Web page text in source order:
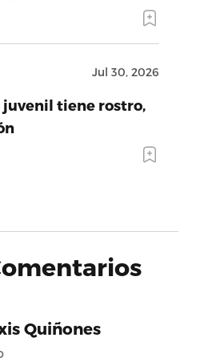
Jul 30, 2026
tiene rostro,
Quiñones